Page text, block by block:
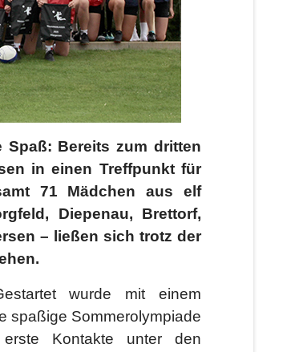
Spaß: Bereits zum dritten
in einen Treffpunkt für
71 Mädchen aus elf
Diepenau, Brettorf,
– ließen sich trotz der
wurde mit einem
spaßige Sommerolympiade
Kontakte unter den